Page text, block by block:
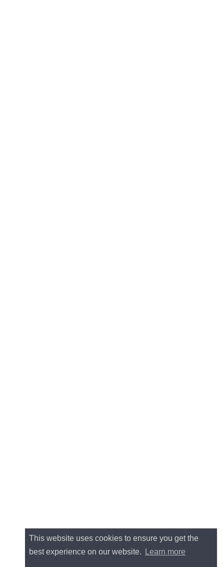
This website uses cookies to ensure you get the
best experience on our website.
Learn more